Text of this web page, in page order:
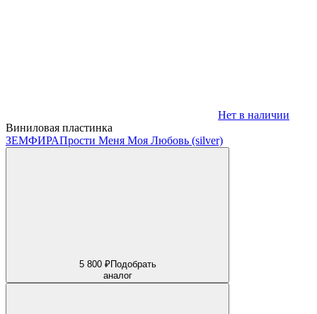
Нет в наличии
Виниловая пластинка
ЗЕМФИРАПрости Меня Моя Любовь (silver)
5 800 ₽Подобрать
аналог